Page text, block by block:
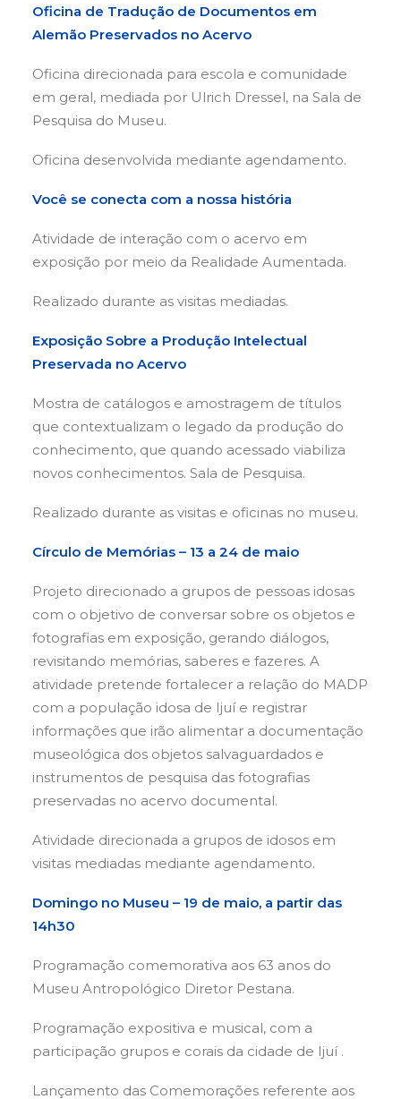
Oficina de Tradução de Documentos em
Alemão Preservados no Acervo
Oficina direcionada para escola e comunidade
em geral, mediada por Ulrich Dressel, na Sala de
Pesquisa do Museu.
Oficina desenvolvida mediante agendamento.
Você se conecta com a nossa história
Atividade de interação com o acervo em
exposição por meio da Realidade Aumentada.
Realizado durante as visitas mediadas.
Exposição Sobre a Produção Intelectual
Preservada no Acervo
Mostra de catálogos e amostragem de títulos
que contextualizam o legado da produção do
conhecimento, que quando acessado viabiliza
novos conhecimentos. Sala de Pesquisa.
Realizado durante as visitas e oficinas no museu.
Círculo de Memórias – 13 a 24 de maio
Projeto direcionado a grupos de pessoas idosas
com o objetivo de conversar sobre os objetos e
fotografias em exposição, gerando diálogos,
revisitando memórias, saberes e fazeres. A
atividade pretende fortalecer a relação do MADP
com a população idosa de Ijuí e registrar
informações que irão alimentar a documentação
museológica dos objetos salvaguardados e
instrumentos de pesquisa das fotografias
preservadas no acervo documental.
Atividade direcionada a grupos de idosos em
visitas mediadas mediante agendamento.
Domingo no Museu – 19 de maio, a partir das
14h30
Programação comemorativa aos 63 anos do
Museu Antropológico Diretor Pestana.
Programação expositiva e musical, com a
participação grupos e corais da cidade de Ijuí .
Lançamento das Comemorações referente aos